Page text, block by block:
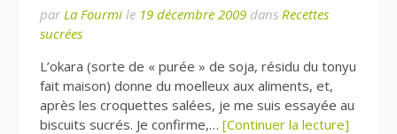
par La Fourmi le 19 décembre 2009 dans Recettes
sucrées
L’okara (sorte de « purée » de soja, résidu du tonyu
fait maison) donne du moelleux aux aliments, et,
après les croquettes salées, je me suis essayée au
biscuits sucrés. Je confirme,… [Continuer la lecture]